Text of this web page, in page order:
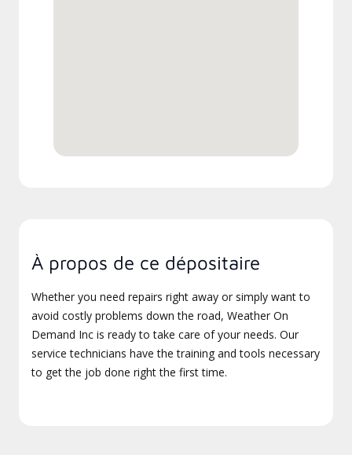
À propos de ce dépositaire
Whether you need repairs right away or simply want to
avoid costly problems down the road, Weather On
Demand Inc is ready to take care of your needs. Our
service technicians have the training and tools necessary
to get the job done right the first time.